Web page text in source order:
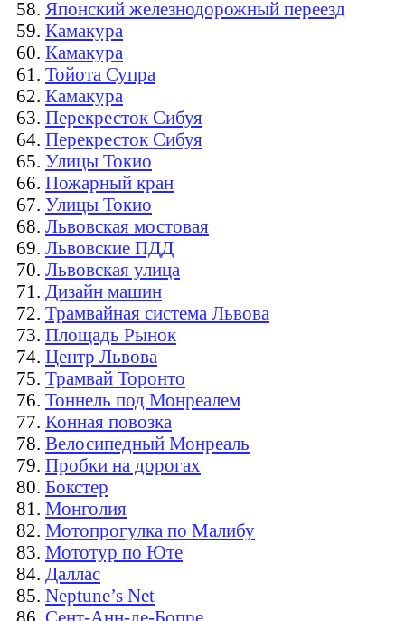
Японский железнодорожный переезд
Камакура
Камакура
Тойота Супра
Камакура
Перекресток Сибуя
Перекресток Сибуя
Улицы Токио
Пожарный кран
Улицы Токио
Львовская мостовая
Львовские ПДД
Львовская улица
Дизайн машин
Трамвайная система Львова
Площадь Рынок
Центр Львова
Трамвай Торонто
Тоннель под Монреалем
Конная повозка
Велосипедный Монреаль
Пробки на дорогах
Бокстер
Монголия
Мотопрогулка по Малибу
Мототур по Юте
Даллас
Neptune’s Net